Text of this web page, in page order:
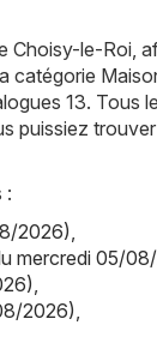
Choisy-le-Roi,
catégorie
13. Tous
puissiez trouver
:
2026)
mercredi 05/
2026)